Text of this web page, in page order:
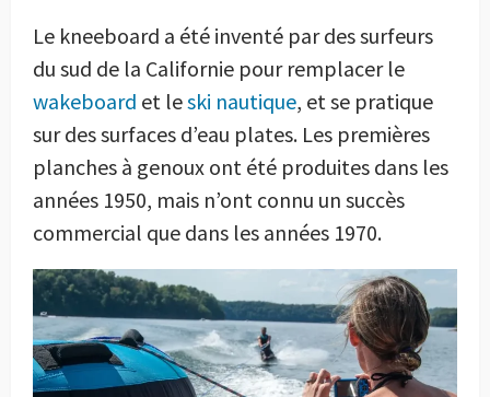
Le kneeboard a été inventé par des surfeurs
du sud de la Californie pour remplacer le
wakeboard et leski nautique, et se pratique
sur des surfaces d’eau plates. Les premières
planches à genoux ont été produites dans les
années 1950, mais n’ont connu un succès
commercial que dans les années 1970.